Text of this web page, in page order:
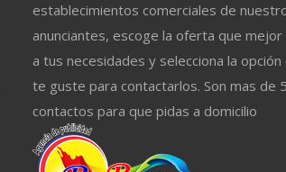
establecimientos comerciales de
anunciantes, escoge la oferta que
a tus necesidades y selecciona la opción
te guste para contactarlos. Son mas de
contactos para que pidas a domicilio